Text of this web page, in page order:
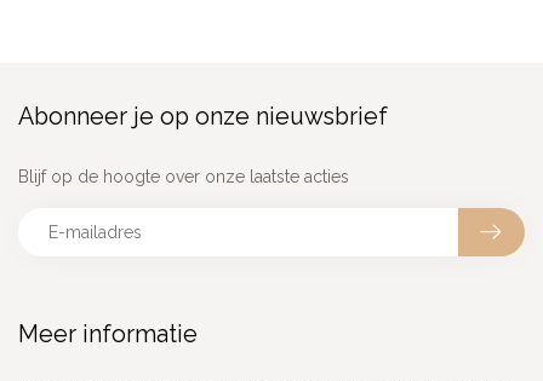
Meer informatie
Abonneer je op onze nieuwsbrief
Blijf op de hoogte over onze laatste acties